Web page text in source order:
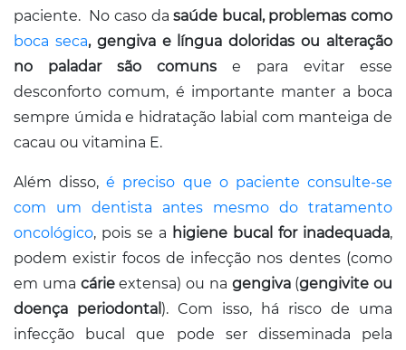
paciente. No caso dasaúde bucal, problemas como
boca seca, gengiva e língua doloridas ou alteração
no paladar são comuns e para evitar esse
desconforto comum, é importante manter a boca
sempre úmida e hidratação labial com manteiga de
cacau ou vitamina E.
Além disso,é preciso que o paciente consulte-se
com um dentista antes mesmo do tratamento
oncológico, pois se a higiene bucal for inadequada,
podem existir focos de infecção nos dentes (como
em uma cárieextensa) ou na gengiva(gengivite ou
doença periodontal ). Com isso, há risco de uma
infecção bucal que pode ser disseminada pela